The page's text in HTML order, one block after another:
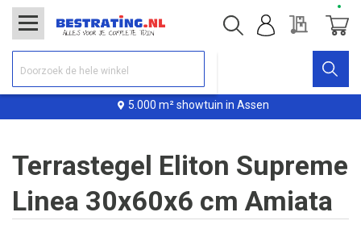
5.000 m² showtuin in Assen
Offerte
Terrastegel Eliton Supreme
Linea 30x60x6 cm Amiata